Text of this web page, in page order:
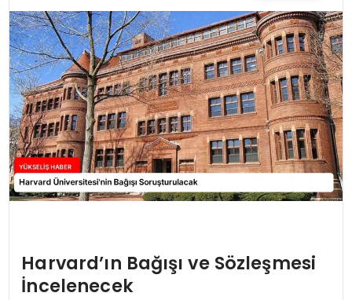
Harvard’ın Bağışı ve Sözleşmesi
İncelenecek